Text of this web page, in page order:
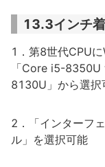
13.3インチ
1．第8世代CPU
「Core i5-
8130U」から選択
2．「インターフ
ル」を選択可能